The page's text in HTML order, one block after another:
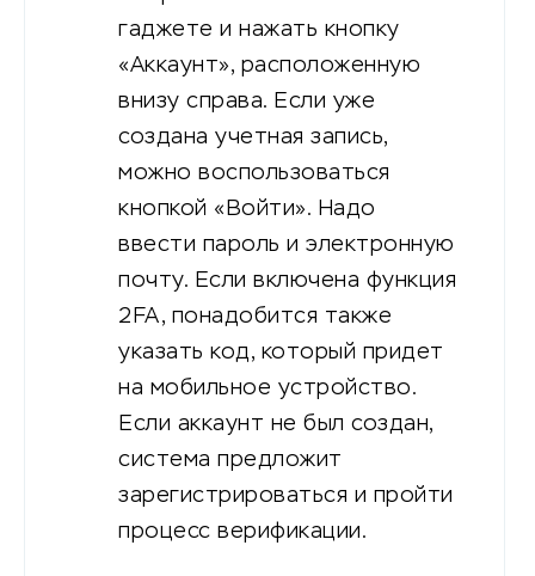
гаджете и нажать кнопку
«Аккаунт», расположенную
внизу справа. Если уже
создана учетная запись,
можно воспользоваться
кнопкой «Войти». Надо
ввести пароль и электронную
почту. Если включена функция
2FA, понадобится также
указать код, который придет
на мобильное устройство.
Если аккаунт не был создан,
система предложит
зарегистрироваться и пройти
процесс верификации.